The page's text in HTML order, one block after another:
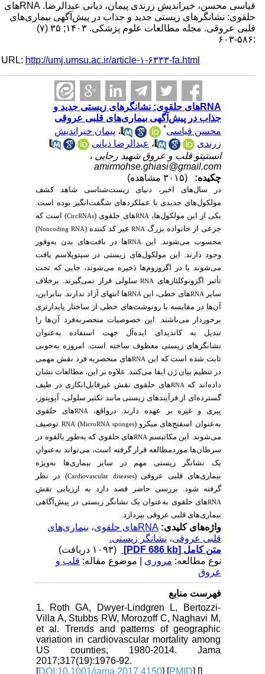
قیاسی محسن، خیراندیش زرندی پیمان، دیانی عبدالرضا. RNAهای
حلقوی: نشانگرهای زیستی جدید و جذاب در پیش‌آگهی بیماری‌های
قلبی عروقی. مجله مطالعات علوم پزشکی. ۱۴۰۳; ۳۵ (۷)
URL:http://umj.umsu.ac.ir/article-۱-۶۳۳۳-fa.html
RNAهای حلقوی: نشانگرهای زیستی جدید و
جذاب در پیش‌آگهی بیماری‌های قلبی عروقی
محسن قیاسی
،پیمان خیراندیش
زرندی
،عبدالرضا دیانی
انستیتو قلب و عروق شهید رجایی ،
amirmohse.ghiasi@gmail.com
چکیده:
در سال‌های اخیر، دنیای زیست‌شناسی شاهد کشف
مولکول‌های جدیدی با عملکردهای شگفت‌انگیز بوده است.
یکی از این مولکول‌ها،RNAهای حلقوی (CircRNAs) است که
جزعی از خانواده بزرگRNAغیر کد کننده (Noncoding RNA
)
محسوب می‌شوند. اینRNAها در بافت‌های بدن به‌وفور
وجود دارند. این مولکول‌های زیستی در سیتوپلاسم یافت
می‌شوند یا در اگزوزوم‌ها ذخیره می‌شوند، جایی که تحت
تأثیر اگزونوکلئازهایRNAسلولی قرار نمی‌گیرند. برخلاف
سایرRNAهای خطی، اینRNAها انتهای آزاد ندارند. بنابراین،
آن‌ها در مقایسه با رونوشت‌های خطی از ساختار پایدارتری
برخوردار می‌باشند. این خصوصیات منحصربه‌فرد آن‌ها را
تبدیل به کاندیدای ایده‌آل جهت استفاده به‌عنوان
نشانگرهای زیستی معطوف ساخته است. امروزه به‌خوبی
ثابت شده است که اینRNAهای منحصریه فرد نقش مهمی
در تنظیم بیان ژن ایفا می‌کنند. علاوه بر این، مطالعات نشان
داده‌اند کهRNAهای حلقوی نقش غیرقابل‌انکاری در طیف
گسترده‌ای از فرآیندهای زیستی مانند تکثیر سلولی، آپوپتوز،
پیری و غیره بر عهده دارند. درواقع،RNAهای حلقوی
به‌عنوان اسفنج‌های میکرو
RNA(MicroRNA sponges
) توصیف
می‌شوند. این مکانیسمRNAهای حلقوی که به‌طور بالقوه در
سرطان‌ها موردمطالعه قرار گرفته است، می‌تواند به‌عنوان
یک نشانگر زیستی مهم در سایر بیماری‌ها به‌ویژه
بیماری‌های قلبی عروقی ( Cardiovascular diseases) در نظر
گرفته شود. بررسی حاضر قصد دارد به ارزیابی نقش
RNAهای حلقوی به‌عنوان یک نشانگر زیستی در پیش‌آگاهی
بیماری‌های قلبی عروقی بپردازد.
واژه‌های کلیدی:RNAهای حلقوی ،بیماری‌های
قلبی عروقی،نشانگر زیستی.
متن کامل[PDF 686 kb]
نوع مطالعه:مروری| موضوع مقاله:قلب و
عروق
فهرست منابع
1. Roth GA, Dwyer-Lindgren L, Bertozzi-
Villa A, Stubbs RW, Morozoff C, Naghavi M,
et al. Trends and patterns of geographic
variation in cardiovascular mortality among
US counties, 1980-2014. Jama
2017;317(19):1976-92.
[DOI:10.1001/jama.2017.4150] [PMID] [